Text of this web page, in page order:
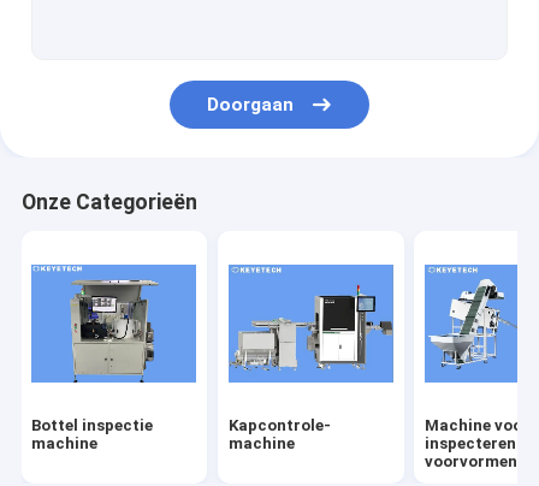
Doorgaan
Onze Categorieën
Bottel inspectie
machine
Kapcontrole-
machine
Machine voor
inspecteren
voorvormen